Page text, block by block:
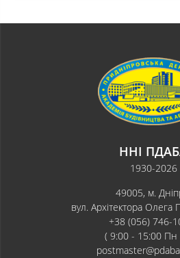
ННІ
1930-2026
49005, м.
вул. Архітектора Олега
+38 (056) 746-
( 9:00 - 15:00 Пн